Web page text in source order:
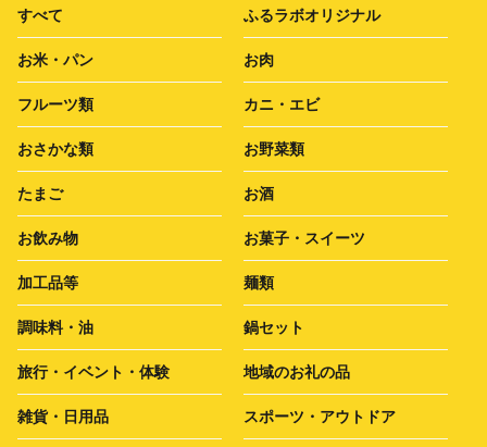
すべて ふるラボオリジナル
お米・パン お肉
フルーツ類 カニ・エビ
おさかな類 お野菜類
たまご お酒
お飲み物 お菓子・スイーツ
加工品等 麺類
調味料・油 鍋セット
旅行・イベント・体験 地域のお礼の品
雑貨・日用品 スポーツ・アウトドア